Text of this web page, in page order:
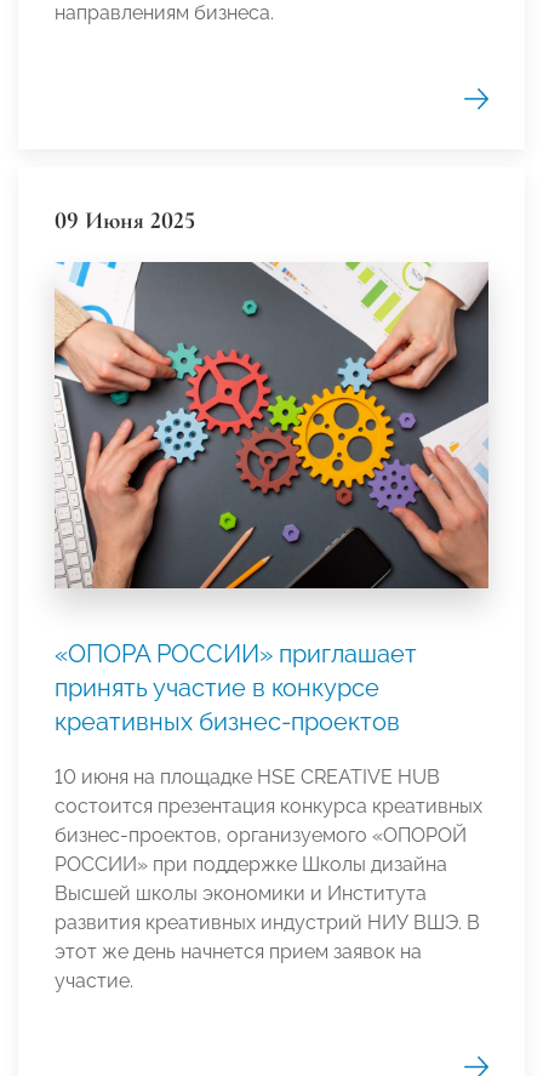
направлениям бизнеса.
09 Июня 2025
«ОПОРА РОССИИ» приглашает
принять участие в конкурсе
креативных бизнес-проектов
10 июня на площадке HSE CREATIVE HUB
состоится презентация конкурса креативных
бизнес-проектов, организуемого «ОПОРОЙ
РОССИИ» при поддержке Школы дизайна
Высшей школы экономики и Института
развития креативных индустрий НИУ ВШЭ. В
этот же день начнется прием заявок на
участие.